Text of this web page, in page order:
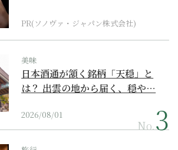
PR(ソノヴァ・ジャパン株式会社)
美味
日本酒通が頷く銘柄「天穏」と
は？ 出雲の地から届く、穏や…
2026/08/01
No.